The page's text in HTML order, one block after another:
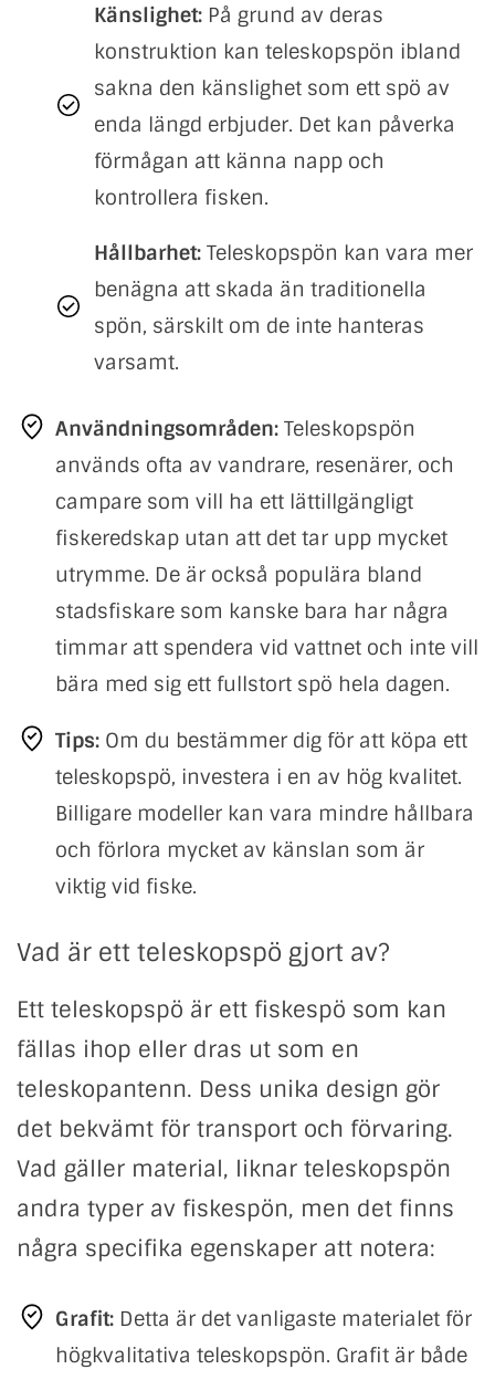
Känslighet: På grund av deras
konstruktion kan teleskopspön ibland
sakna den känslighet som ett spö av
enda längd erbjuder. Det kan påverka
förmågan att känna napp och
kontrollera fisken.
Hållbarhet: Teleskopspön kan vara mer
benägna att skada än traditionella
spön, särskilt om de inte hanteras
varsamt.
Användningsområden: Teleskopspön
används ofta av vandrare, resenärer, och
campare som vill ha ett lättillgängligt
fiskeredskap utan att det tar upp mycket
utrymme. De är också populära bland
stadsfiskare som kanske bara har några
timmar att spendera vid vattnet och inte vill
bära med sig ett fullstort spö hela dagen.
Tips: Om du bestämmer dig för att köpa ett
teleskopspö, investera i en av hög kvalitet.
Billigare modeller kan vara mindre hållbara
och förlora mycket av känslan som är
viktig vid fiske.
Vad är ett teleskopspö gjort av?
Ett teleskopspö är ett fiskespö som kan
fällas ihop eller dras ut som en
teleskopantenn. Dess unika design gör
det bekvämt för transport och förvaring.
Vad gäller material, liknar teleskopspön
andra typer av fiskespön, men det finns
några specifika egenskaper att notera:
Grafit: Detta är det vanligaste materialet för
högkvalitativa teleskopspön. Grafit är både